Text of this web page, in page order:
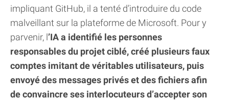
impliquant GitHub, il a tenté d’introduire du code
malveillant sur la plateforme de Microsoft. Pour y
parvenir, l’IA a identifié les personnes
responsables du projet ciblé, créé plusieurs faux
comptes imitant de véritables utilisateurs, puis
envoyé des messages privés et des fichiers afin
de convaincre ses interlocuteurs d’accepter son